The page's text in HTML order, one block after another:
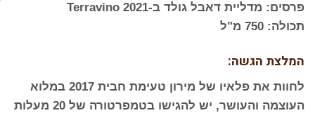
פרסים: מדליית דאבל גולד ב-Terravino 2021
תכולה: 750 מ"ל
המלצת הגשה:
לחוות את פלאיו של מירון טעימת חבית 2017 במלוא
העוצמה והעושר, יש להגישו בטמפרטורה של 20 מעלות